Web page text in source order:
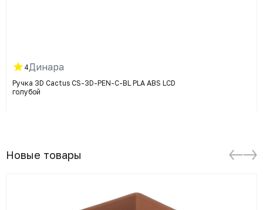
4Динара
Ручка 3D Cactus CS-3D-PEN-C-BL PLA ABS LCD
голубой
Новые товары